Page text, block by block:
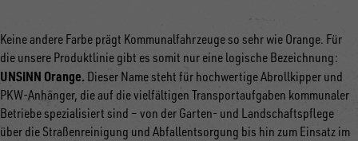
Keine andere Farbe prägt Kommunalfahrzeuge so sehr wie Orange. Für
die unsere Produktlinie gibt es somit nur eine logische Bezeichnung:
UNSINN Orange. Dieser Name steht für hochwertige Abrollkipper und
PKW-Anhänger, die auf die vielfältigen Transportaufgaben kommunaler
Betriebe spezialisiert sind – von der Garten- und Landschaftspflege
über die Straßenreinigung und Abfallentsorgung bis hin zum Einsatz im